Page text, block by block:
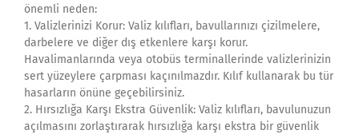
önemli neden:
1. Valizlerinizi Korur: Valiz kılıfları, bavullarınızı çizilmelere,
darbelere ve diğer dış etkenlere karşı korur.
Havalimanlarında veya otobüs terminallerinde valizlerinizin
sert yüzeylere çarpması kaçınılmazdır. Kılıf kullanarak bu tür
hasarların önüne geçebilirsiniz.
2. Hırsızlığa Karşı Ekstra Güvenlik: Valiz kılıfları, bavulunuzun
açılmasını zorlaştırarak hırsızlığa karşı ekstra bir güvenlik